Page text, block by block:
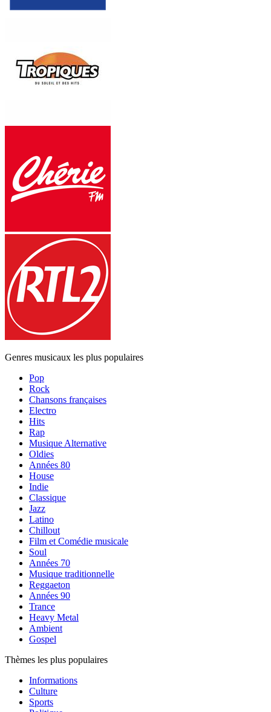
Genres musicaux les plus populaires
Pop
Rock
Chansons françaises
Electro
Hits
Rap
Musique Alternative
Oldies
Années 80
House
Indie
Classique
Jazz
Latino
Chillout
Film et Comédie musicale
Soul
Années 70
Musique traditionnelle
Reggaeton
Années 90
Trance
Heavy Metal
Ambient
Gospel
Thèmes les plus populaires
Informations
Culture
Sports